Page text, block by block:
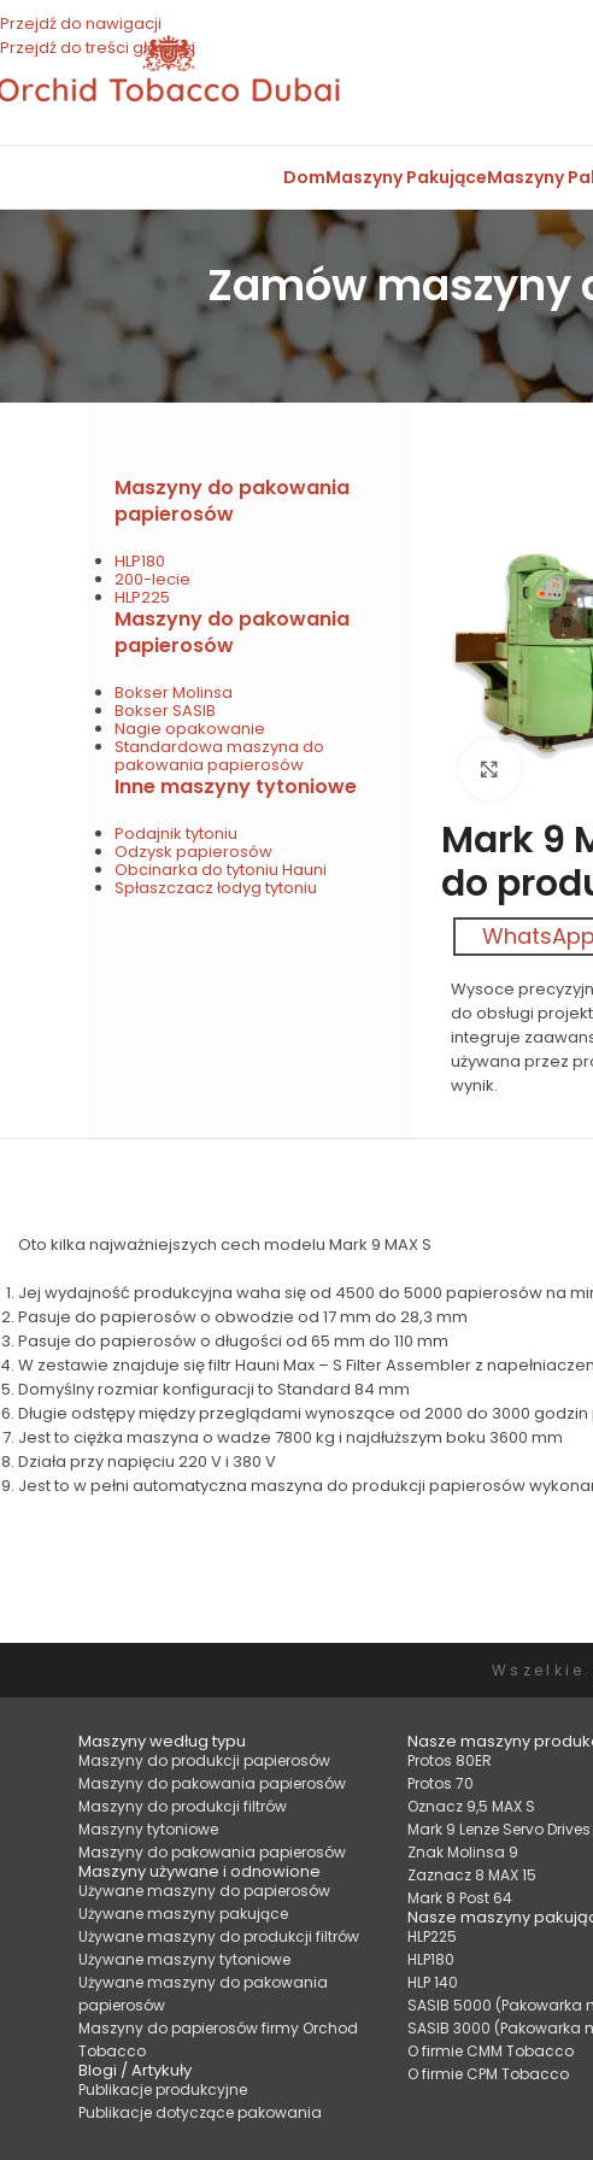
Przejdź do nawigacji
Przejdź do treści głównej
DomMaszyny PakująceMaszyny
Zamów maszyny
Maszyny do pakowania
papierosów
HLP180
200-lecie
HLP225
Maszyny do pakowania
papierosów
Bokser Molinsa
Bokser SASIB
Nagie opakowanie
Standardowa maszyna do
pakowania papierosów
Inne maszyny tytoniowe
Podajnik tytoniu
Odzysk papierosów
Obcinarka do tytoniu Hauni
Spłaszczacz łodyg tytoniu
Mark 9
do
WhatsApp
Wysoce
do obsługi
integruje
używana przez
wynik.
Oto kilka najważniejszych cech modelu Mark 9 MAX S
Jej wydajność produkcyjna waha się od 4500 do 5000 papierosów na
Pasuje do papierosów o obwodzie od 17 mm do 28,3 mm
Pasuje do papierosów o długości od 65 mm do 110 mm
W zestawie znajduje się filtr Hauni Max – S Filter Assembler z
Domyślny rozmiar konfiguracji to Standard 84 mm
Długie odstępy między przeglądami wynoszące od 2000 do 3000
Jest to ciężka maszyna o wadze 7800 kg i najdłuższym boku 3600 mm
Działa przy napięciu 220 V i 380 V
Jest to w pełni automatyczna maszyna do produkcji papierosów
Wszelkie
Maszyny według typu
Maszyny do produkcji papierosów
Maszyny do pakowania papierosów
Maszyny do produkcji filtrów
Maszyny tytoniowe
Maszyny do pakowania papierosów
Maszyny używane i odnowione
Używane maszyny do papierosów
Używane maszyny pakujące
Używane maszyny do produkcji filtrów
Używane maszyny tytoniowe
Używane maszyny do pakowania
papierosów
Maszyny do papierosów firmy Orchod
Tobacco
Blogi / Artykuły
Publikacje produkcyjne
Publikacje dotyczące pakowania
Nasze maszyny
Protos 80ER
Protos 70
Oznacz 9,5 MAX S
Mark 9 Lenze Servo Drives
Znak Molinsa 9
Zaznacz 8 MAX 15
Mark 8 Post 64
Nasze maszyny
HLP225
HLP180
HLP 140
SASIB 5000 (Pakowarka
SASIB 3000 (Pakowarka
O firmie CMM Tobacco
O firmie CPM Tobacco